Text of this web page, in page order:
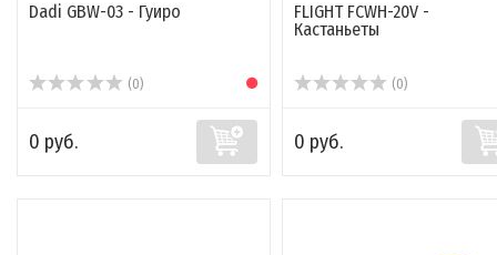
Dadi GBW-03 - Гуиро
(0)
0 руб.
FLIGHT FCWH-20V -
Кастаньеты
(0)
0 руб.